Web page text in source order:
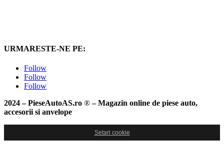
URMARESTE-NE PE:
Follow
Follow
Follow
2024 – PieseAutoAS.ro ®– Magazin online de piese auto,
accesorii si anvelope
Setari cookie